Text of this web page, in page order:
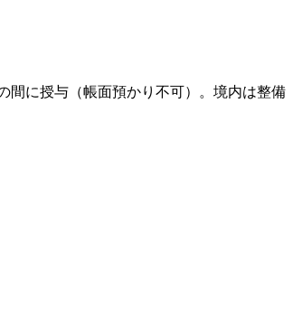
間に授与（帳面預かり不可）。境内は整備